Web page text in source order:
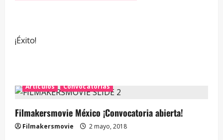
¡Éxito!
Artículos Convocatorias
Filmakersmovie México ¡Convocatoria abierta!
Filmakersmovie 2 mayo, 2018